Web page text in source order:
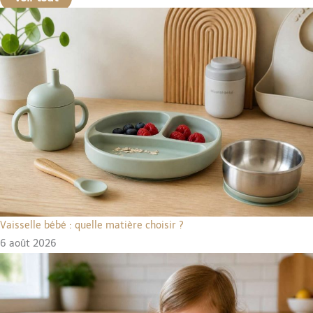
Vaisselle bébé : quelle matière choisir ?
6 août 2026